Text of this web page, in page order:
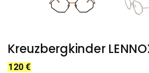
Kreuzbergkinder
120 €